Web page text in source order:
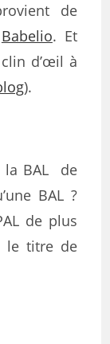
de
Babelio. Et
clin d’œil à
).
la BAL de
BAL ?
de plus
le titre de